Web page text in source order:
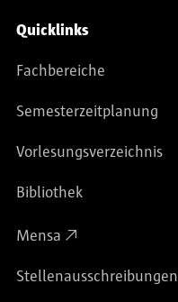
Service-Navigation
Quicklinks
Fachbereiche
Semesterzeitplanung
Vorlesungsverzeichnis
Bibliothek
Mensa
Stellenausschreibungen